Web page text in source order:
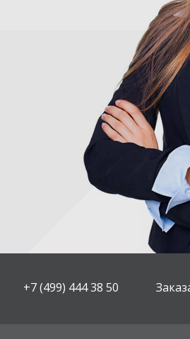
+7 (499) 444 38 50